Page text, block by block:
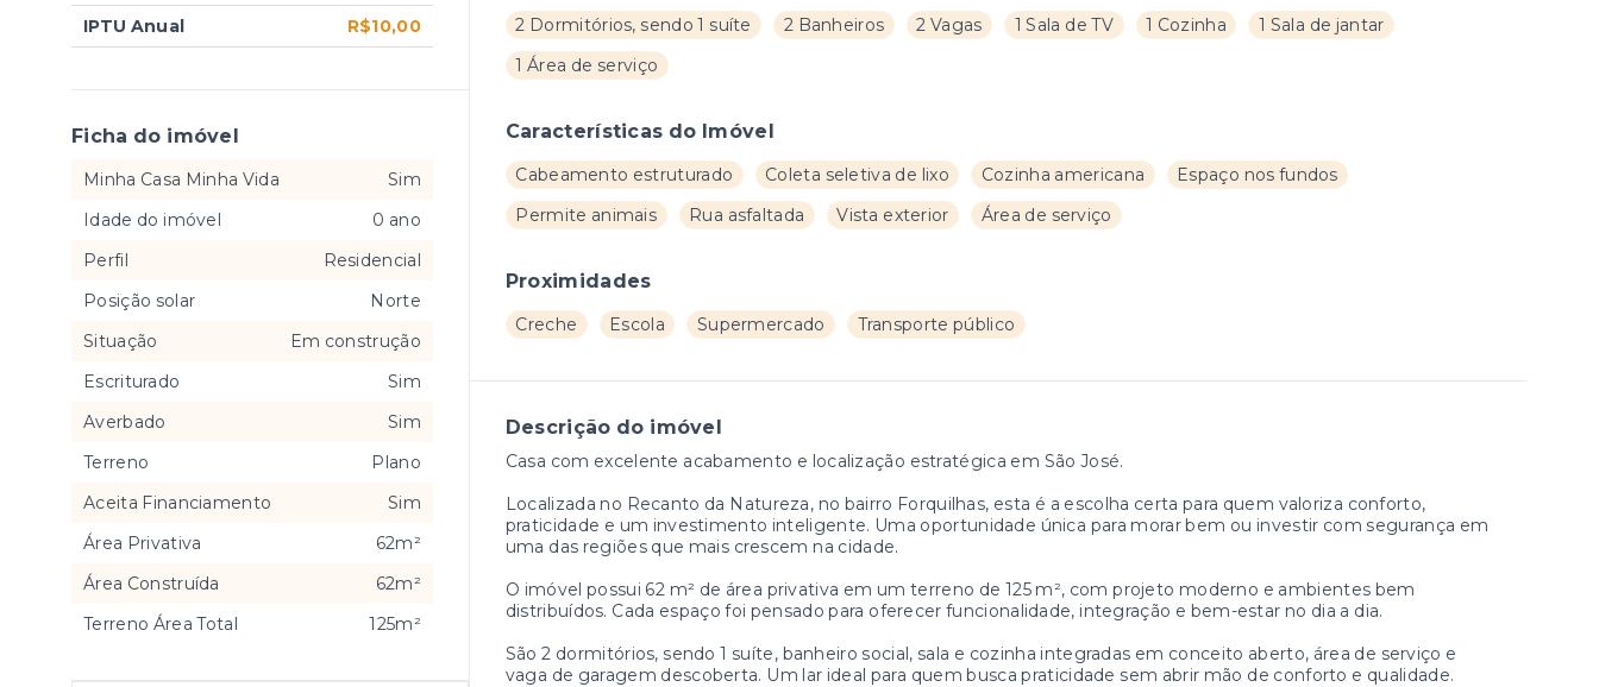
2 Dormitórios, sendo 1 suíte 2 Banheiros 2 Vagas 1 Sala de TV 1 Cozinha
1 Sala de jantar
1 Área de serviço
Características do Imóvel
Cabeamento estruturado Coleta seletiva de lixo Cozinha americana
Espaço nos fundos
Permite animais
Rua asfaltada Vista exterior Área de serviço
Proximidades
Creche Escola Supermercado Transporte público
Descrição do imóvel
Casa com excelente acabamento e localização estratégica em São José.
Localizada no Recanto da Natureza, no bairro Forquilhas, esta é a escolha certa para quem valoriza conforto,
praticidade e um investimento inteligente. Uma oportunidade única para morar bem ou investir com segurança em
uma das regiões que mais crescem na cidade.
O imóvel possui 62 m² de área privativa em um terreno de 125 m², com projeto moderno e ambientes bem
distribuídos. Cada espaço foi pensado para oferecer funcionalidade, integração e bem-estar no dia a dia.
São 2 dormitórios, sendo 1 suíte, banheiro social, sala e cozinha integradas em conceito aberto, área de serviço e
vaga de garagem descoberta. Um lar ideal para quem busca praticidade sem abrir mão de conforto e qualidade.
IPTU Anual R$10,00
Ficha do imóvel
Minha Casa Minha Vida
Sim
Idade do imóvel
0 ano
Perfil
Residencial
Posição solar
Norte
Situação
Em construção
Escriturado
Sim
Averbado
Sim
Terreno
Plano
Aceita Financiamento
Sim
Área Privativa
62m²
Área Construída
62m²
Terreno Área Total
125m²